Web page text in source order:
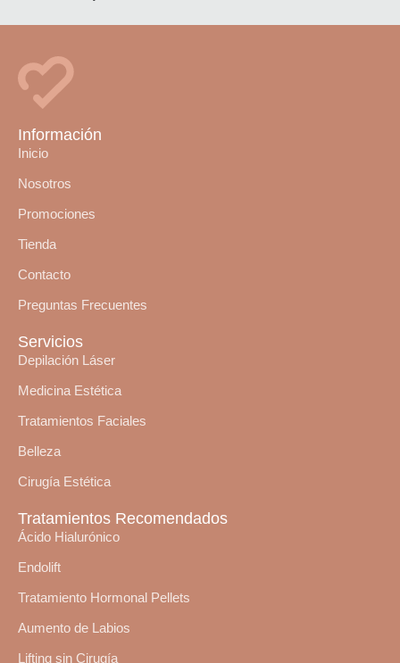
Información
Inicio
Nosotros
Promociones
Tienda
Contacto
Preguntas Frecuentes
Servicios
Depilación Láser
Medicina Estética
Tratamientos Faciales
Belleza
Cirugía Estética
Tratamientos Recomendados
Ácido Hialurónico
Endolift
Tratamiento Hormonal Pellets
Aumento de Labios
Lifting sin Cirugía